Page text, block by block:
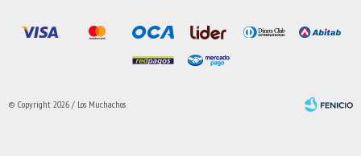
© Copyright 2026 / Los Muchachos